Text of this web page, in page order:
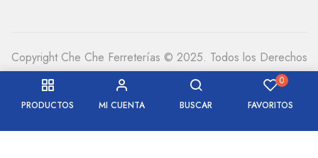
PRODUCTOS MI CUENTA BUSCAR
0
FAVORITOS
Copyright Che Che Ferreterías © 2025. Todos los Derechos
Reservados